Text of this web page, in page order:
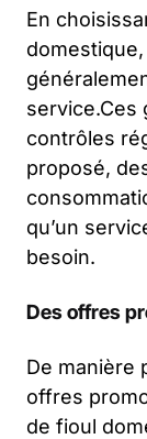
En
service.Ces
contrôles
proposé,
qu’un
besoin.
Des offres
De manière
offres
de fioul